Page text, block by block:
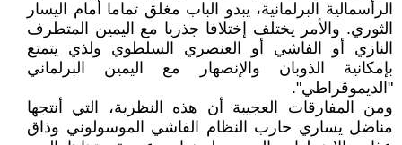
الرأسمالية البرلمانية، يبدو الباب مغلق تماما أمام اليسار
الثوري. والأمر يختلف إختلافا جذريا مع اليمين المتطرف
النازي أو الفاشي أو العنصري السلطوي ولذي يتمتع
بإمكانية الذوبان والإنصهار مع اليمين البرلماني
"الديموقراطي".
ومن المفارقات العجيبة أن هذه النظرية، التي أنتجها
مناضل يساري حارب النظام الفاشي الموسولوني وذاق